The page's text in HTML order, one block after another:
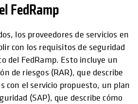
FedRamp
los proveedores de servicios en
con los requisitos de seguridad
del FedRamp. Esto incluye un
de riesgos (RAR), que describe
con el servicio propuesto, un plan
(SAP), que describe cómo